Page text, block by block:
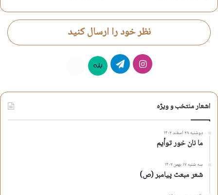
اشعار مدح حضرت زینب س
شعر مذهبی هیئت
شعر ولادت حضرت زینب س
عقیله بنی هاشم
کپی آدرس کوتاه
نظر خود را ارسال کنید
اینستاگرامتلگرام بله
اشعار منتخب و ویژه
دوشنبه ۲۸ اسفند ۱۴۰۲
ما نان خور توأیم
سه شنبه ۱۷ بهمن ۱۴۰۲
شعر مبعث پیامبر (ص)